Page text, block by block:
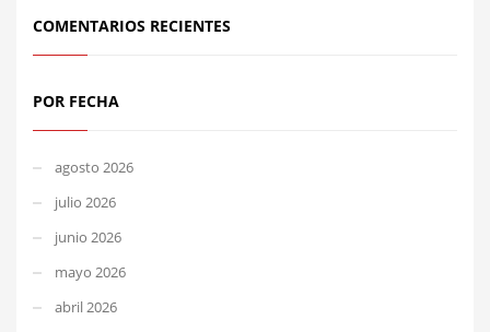
COMENTARIOS RECIENTES
POR FECHA
agosto 2026
julio 2026
junio 2026
mayo 2026
abril 2026